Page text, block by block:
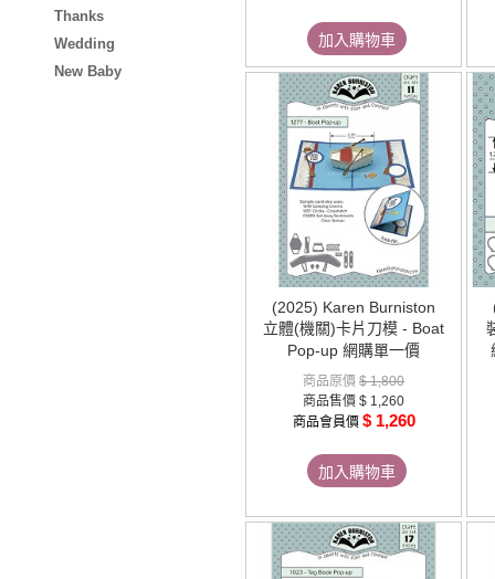
Thanks
Wedding
New Baby
加入購物車
(2025) Karen Burniston
立體(機關)卡片刀模 - Boat
Pop-up 網購單一價
商品原價 $ 1,800
商品售價 $ 1,260
商品會員價 $ 1,260
加入購物車